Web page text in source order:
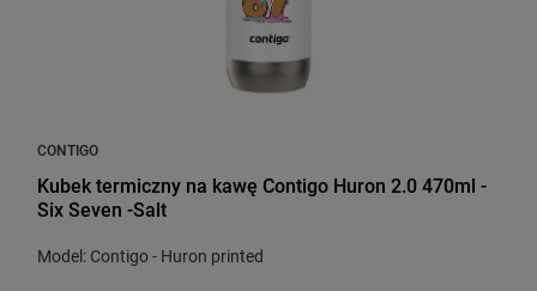
CONTIGO
Kubek termiczny na kawę Contigo Huron 2.0 470ml -
Six Seven -Salt
Model: Contigo - Huron printed